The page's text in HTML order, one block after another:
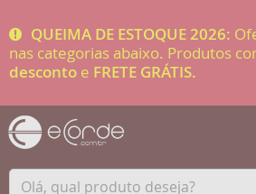
QUEIMA DE ESTOQUE 2026:
nas categorias abaixo. Produtos
desconto e FRETE GRÁTIS.